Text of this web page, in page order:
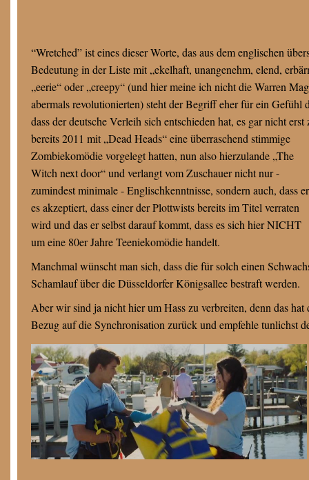
“Wretched” ist eines dieser Worte, das aus dem englischen
Bedeutung in der Liste mit „ekelhaft, unangenehm, elend,
„eerie“ oder „creepy“ (und hier meine ich nicht die Warren
abermals revolutionierten) steht der Begriff eher für ein Gefühl
dass der deutsche Verleih sich entschieden hat, es gar nicht
bereits 2011 mit „Dead Heads“ eine überraschend stimmige
Zombiekomödie vorgelegt hatten, nun also hierzulande „The
Witch next door“ und verlangt vom Zuschauer nicht nur -
zumindest minimale - Englischkenntnisse, sondern auch, dass er
es akzeptiert, dass einer der Plottwists bereits im Titel verraten
wird und das er selbst darauf kommt, dass es sich hier NICHT
um eine 80er Jahre Teeniekomödie handelt.
Manchmal wünscht man sich, dass die für solch einen
Schamlauf über die Düsseldorfer Königsallee bestraft werden.
Aber wir sind ja nicht hier um Hass zu verbreiten, denn das
Bezug auf die Synchronisation zurück und empfehle tunlichst